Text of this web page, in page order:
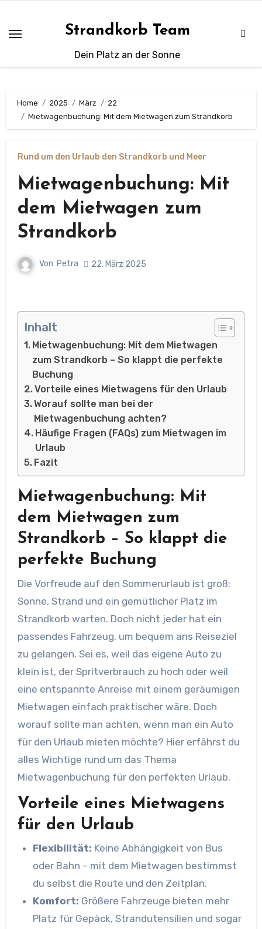
springen
Strandkorb Team
Dein Platz an der Sonne
Home 2025 März
22
Mietwagenbuchung: Mit dem Mietwagen zum Strandkorb
Rund um den Urlaub den Strandkorb und Meer
Mietwagenbuchung: Mit
dem Mietwagen zum
Strandkorb
Von Petra 22. März 2025
Inhalt
Mietwagenbuchung: Mit dem Mietwagen
zum Strandkorb – So klappt die perfekte
Buchung
Vorteile eines Mietwagens für den Urlaub
Worauf sollte man bei der
Mietwagenbuchung achten?
Häufige Fragen (FAQs) zum Mietwagen im
Urlaub
Fazit
Mietwagenbuchung: Mit
dem Mietwagen zum
Strandkorb – So klappt die
perfekte Buchung
Die Vorfreude auf den Sommerurlaub ist groß:
Sonne, Strand und ein gemütlicher Platz im
Strandkorb warten. Doch nicht jeder hat ein
passendes Fahrzeug, um bequem ans Reiseziel
zu gelangen. Sei es, weil das eigene Auto zu
klein ist, der Spritverbrauch zu hoch oder weil
eine entspannte Anreise mit einem geräumigen
Mietwagen einfach praktischer wäre. Doch
worauf sollte man achten, wenn man ein Auto
für den Urlaub mieten möchte? Hier erfährst du
alles Wichtige rund um das Thema
Mietwagenbuchung für den perfekten Urlaub.
Vorteile eines Mietwagens
für den Urlaub
Flexibilität: Keine Abhängigkeit von Bus
oder Bahn – mit dem Mietwagen bestimmst
du selbst die Route und den Zeitplan.
Komfort: Größere Fahrzeuge bieten mehr
Platz für Gepäck, Strandutensilien und sogar